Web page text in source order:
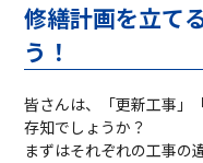
修繕計画を立て
う！
皆さんは、「更新工事」
存知でしょうか？
まずはそれぞれの工事の